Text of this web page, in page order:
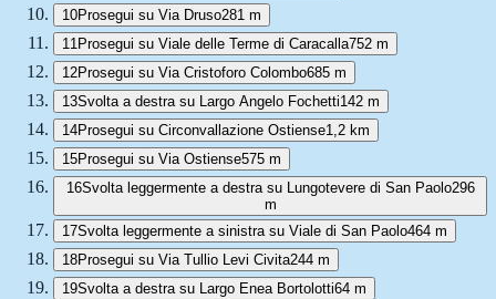
10Prosegui su Via Druso281 m
11 Prosegui su Viale delle Terme di Caracalla752 m
12Prosegui su Via Cristoforo Colombo685 m
13Svolta a destra su Largo Angelo Fochetti142 m
14Prosegui su Circonvallazione Ostiense1,2 km
15Prosegui su Via Ostiense575 m
16Svolta leggermente a destra su Lungotevere di San Paolo296
m
17Svolta leggermente a sinistra su Viale di San Paolo464 m
18Prosegui su Via Tullio Levi Civita244 m
19Svolta a destra su Largo Enea Bortolotti64 m